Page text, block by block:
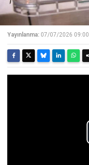
Yayınlanma: 07/07/2026 09:00